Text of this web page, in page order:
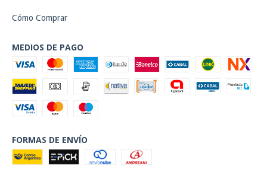
Cómo Comprar
MEDIOS DE PAGO
FORMAS DE ENVÍO